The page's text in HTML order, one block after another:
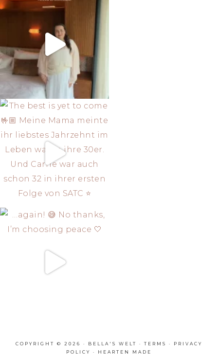
COPYRIGHT © 2026 · BELLA'S WELT · TERMS · PRIVACY
POLICY
· HEARTEN MADE